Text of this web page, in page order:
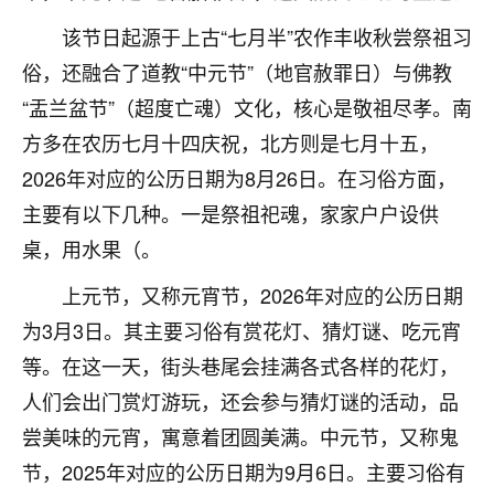
该节日起源于上古“七月半”农作丰收秋尝祭祖习
俗，还融合了道教“中元节”（地官赦罪日）与佛教
“盂兰盆节”（超度亡魂）文化，核心是敬祖尽孝。南
方多在农历七月十四庆祝，北方则是七月十五，
2026年对应的公历日期为8月26日。在习俗方面，
主要有以下几种。一是祭祖祀魂，家家户户设供
桌，用水果（。
上元节，又称元宵节，2026年对应的公历日期
为3月3日。其主要习俗有赏花灯、猜灯谜、吃元宵
等。在这一天，街头巷尾会挂满各式各样的花灯，
人们会出门赏灯游玩，还会参与猜灯谜的活动，品
尝美味的元宵，寓意着团圆美满。中元节，又称鬼
节，2025年对应的公历日期为9月6日。主要习俗有
青春168
我也想要，我也想要！
2天前 来自山西 15
Jessica李
老师做不做超度法事？我想给我奶奶做超度，她今年
刚去世了。
七零老顽童
师，安排了超度法事，做梦再也没有梦到过
了，一开始是半信半疑的，图个心安，给亡母
超度，现在看来，人不信也不行。
2天前 来自云南 11
优秀的张同学
老师收徒吗？？我对这些很感兴趣